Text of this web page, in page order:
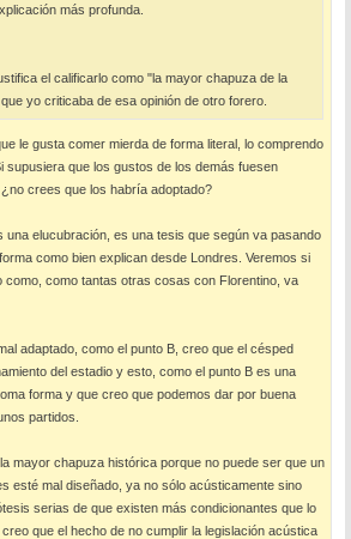
más profunda.
el calificarlo como "la mayor chapuza de la
yo criticaba de esa opinión de otro forero.
le gusta comer mierda de forma literal, lo comprendo
supusiera que los gustos de los demás fuesen
crees que los habría adoptado?
una elucubración, es una tesis que según va pasando
como bien explican desde Londres. Veremos si
como, como tantas otras cosas con Florentino, va
adaptado, como el punto B, creo que el césped
del estadio y esto, como el punto B es una
forma y que creo que podemos dar por buena
partidos.
mayor chapuza histórica porque no puede ser que un
esté mal diseñado, ya no sólo acústicamente sino
serias de que existen más condicionantes que lo
que el hecho de no cumplir la legislación acústica